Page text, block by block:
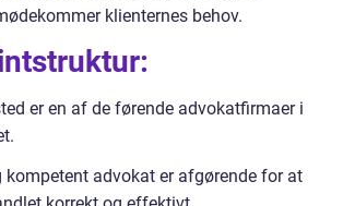
klienternes behov.
er en af de førende advokatfirmaer i
kompetent advokat er afgørende for at